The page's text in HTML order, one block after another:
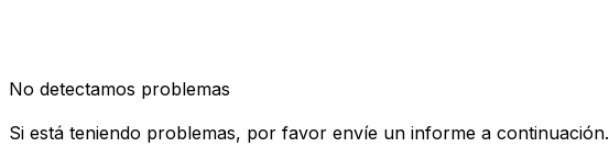
No detectamos problemas
Si está teniendo problemas, por favor envíe un informe a continuación.